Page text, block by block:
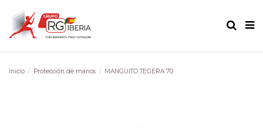
Inicio Protección de manos MANGUITO TEGERA 70